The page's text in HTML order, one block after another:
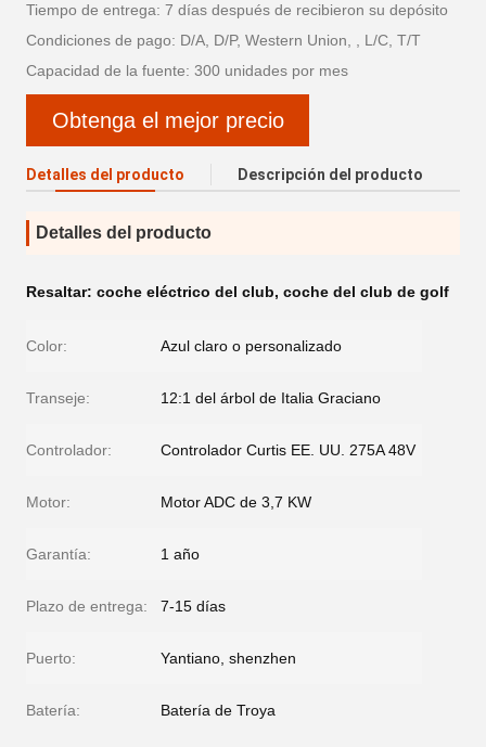
Tiempo de entrega: 7 días después de recibieron su depósito
Condiciones de pago: D/A, D/P, Western Union, , L/C, T/T
Capacidad de la fuente: 300 unidades por mes
Obtenga el mejor precio
Detalles del producto Descripción del producto
Detalles del producto
Resaltar: coche eléctrico del club, coche del club de golf
Color: Azul claro o personalizado
Transeje: 12:1 del árbol de Italia Graciano
Controlador: Controlador Curtis EE. UU. 275A 48V
Motor: Motor ADC de 3,7 KW
Garantía: 1 año
Plazo de entrega: 7-15 días
Puerto: Yantiano, shenzhen
Batería: Batería de Troya